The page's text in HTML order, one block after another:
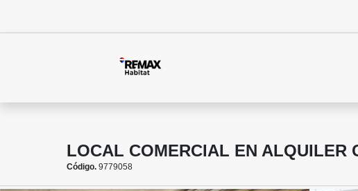
LOCAL COMERCIAL EN ALQUILER
Código. 9779058